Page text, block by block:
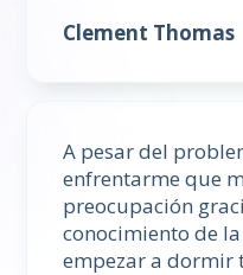
Clement Thomas
A pesar del
enfrentarme que
preocupación
conocimiento de
empezar a dormir